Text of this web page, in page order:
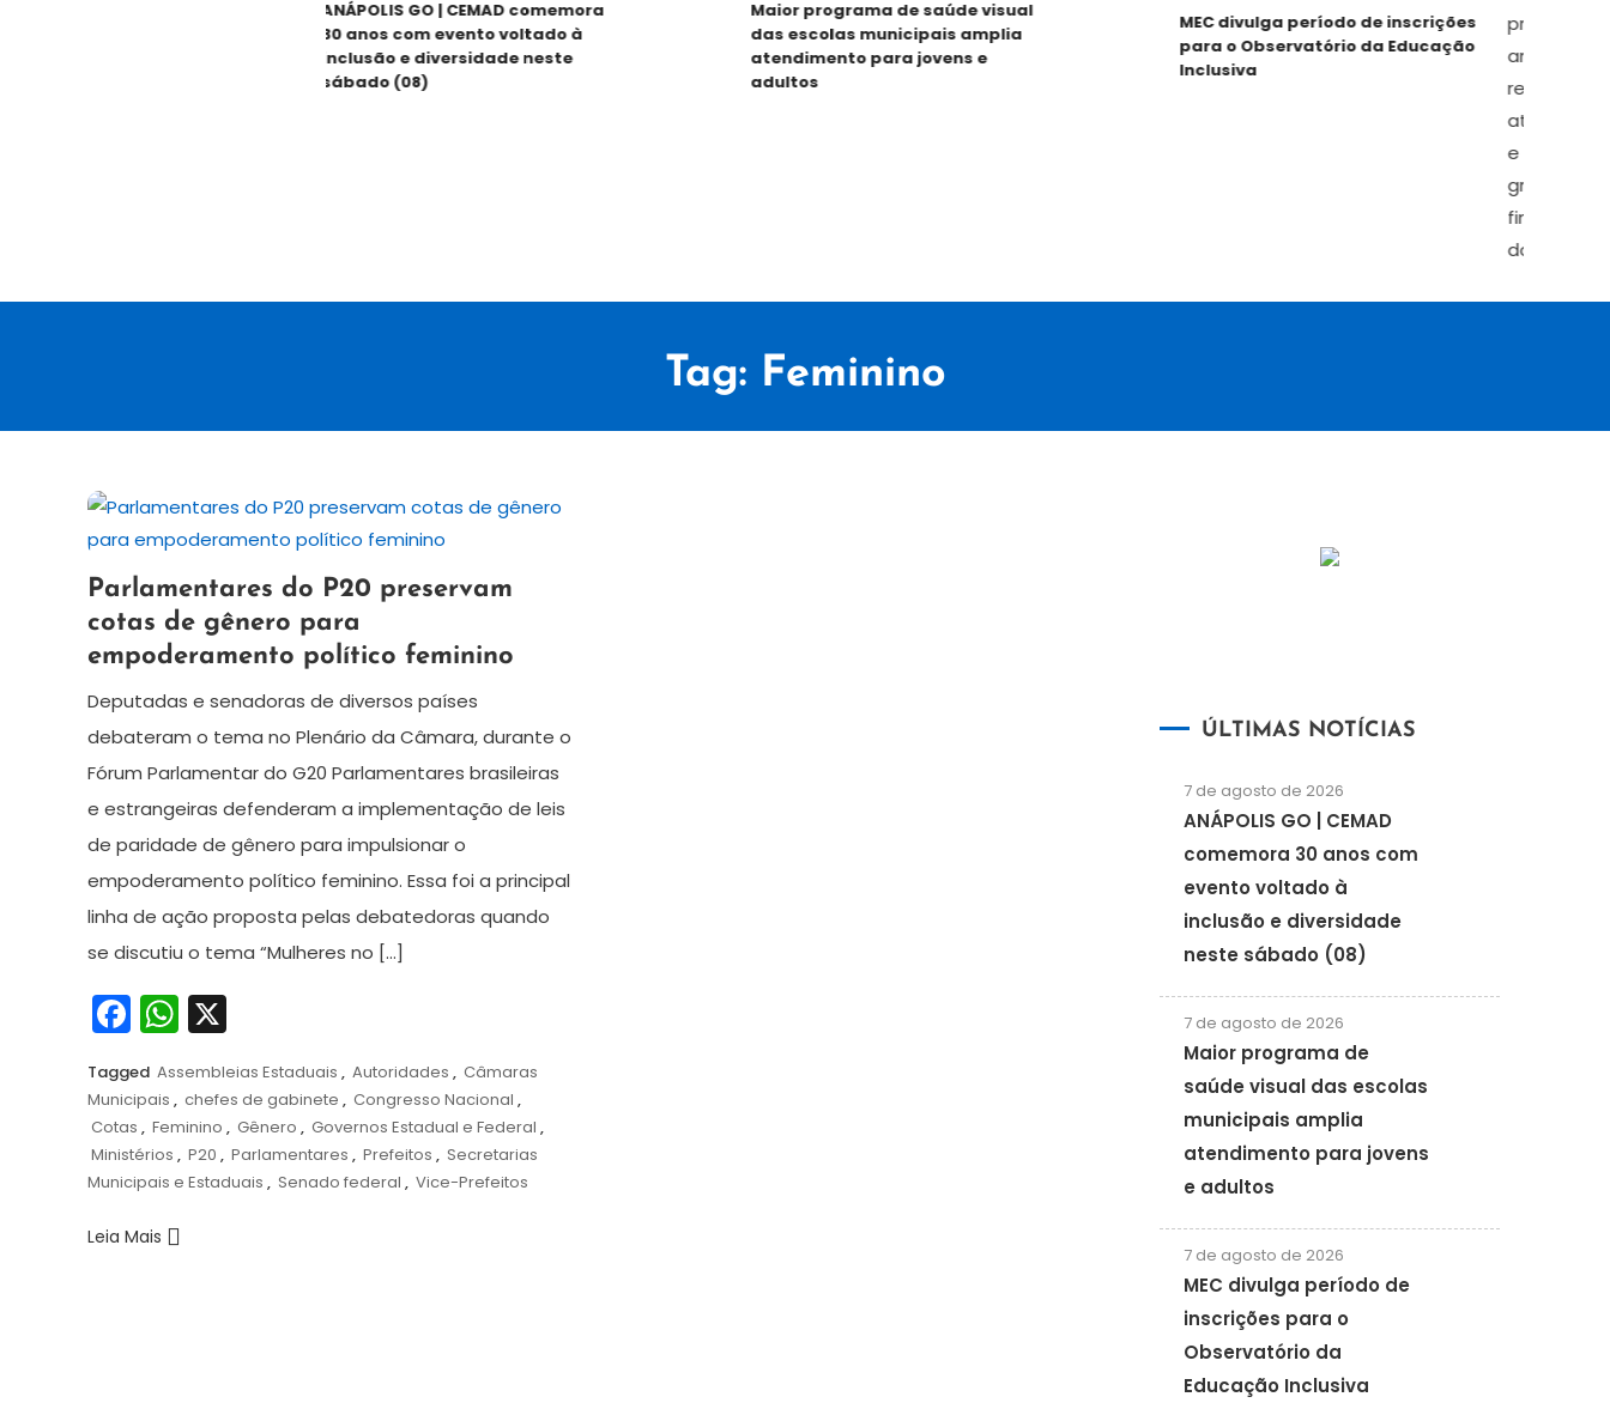
ANÁPOLIS GO | CEMAD comemora
30 anos com evento voltado à
inclusão e diversidade neste
sábado (08)
Maior programa de saúde visual
das escolas municipais amplia
atendimento para jovens e
adultos
MEC divulga período de inscrições
para o Observatório da Educação
Inclusiva
Tag: Feminino
9
de
novembro
de
2024
Redação
Parlamentares do P20 preservam
cotas de gênero para
empoderamento político feminino
Deputadas e senadoras de diversos países
debateram o tema no Plenário da Câmara, durante o
Fórum Parlamentar do G20 Parlamentares brasileiras
e estrangeiras defenderam a implementação de leis
de paridade de gênero para impulsionar o
empoderamento político feminino. Essa foi a principal
linha de ação proposta pelas debatedoras quando
se discutiu o tema “Mulheres no […]
Facebook
WhatsApp
X
Tagged Assembleias Estaduais , Autoridades , Câmaras
Municipais , chefes de gabinete , Congresso Nacional ,
Cotas , Feminino , Gênero , Governos Estadual e Federal ,
Ministérios , P20 , Parlamentares , Prefeitos , Secretarias
Municipais e Estaduais , Senado federal , Vice-Prefeitos
Leia Mais
ÚLTIMAS NOTÍCIAS
7 de agosto de 2026
ANÁPOLIS GO | CEMAD
comemora 30 anos com
evento voltado à
inclusão e diversidade
neste sábado (08)
7 de agosto de 2026
Maior programa de
saúde visual das escolas
municipais amplia
atendimento para jovens
e adultos
7 de agosto de 2026
MEC divulga período de
inscrições para o
Observatório da
Educação Inclusiva